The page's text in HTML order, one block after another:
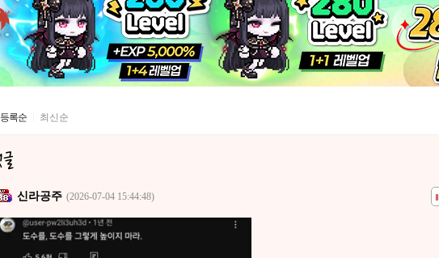
등록순 최신순
신라공주 (2026-07-04 15:44:48)